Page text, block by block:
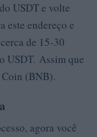
USDT e volte
este endereço e
de 15-30
USDT. Assim que
Coin (BNB).
agora você